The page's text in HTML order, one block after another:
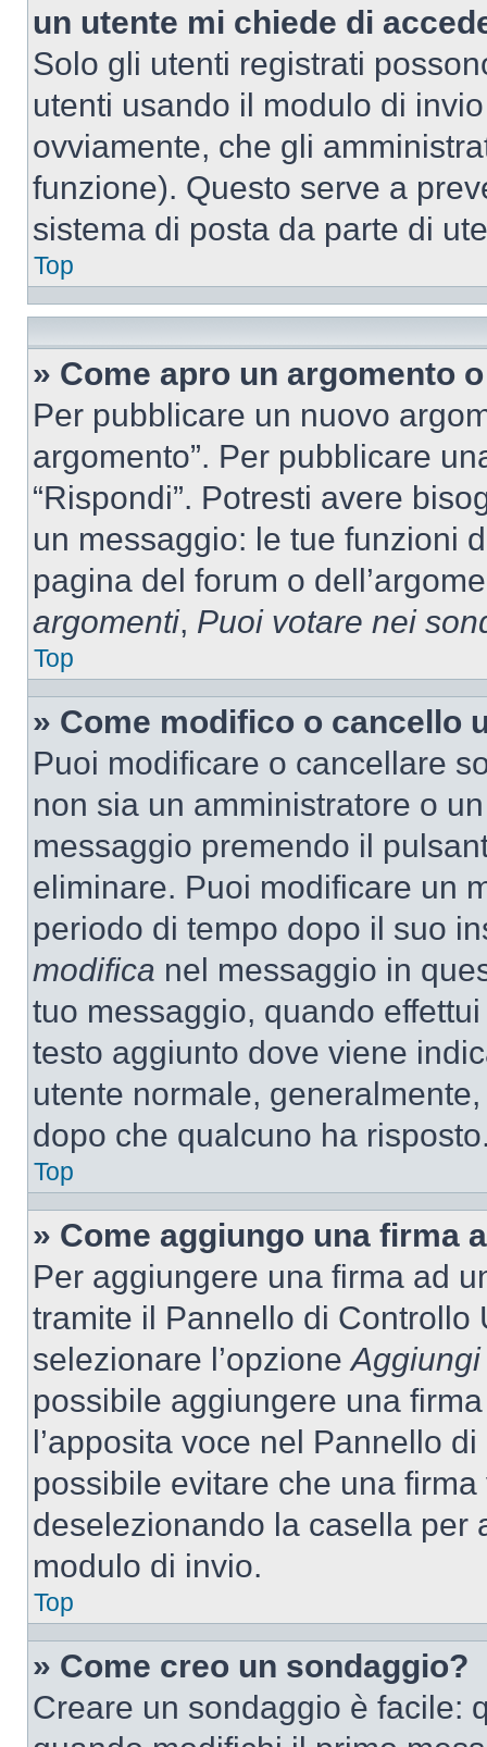
un utente mi chiede di
Solo gli utenti registrati
utenti usando il modulo di
ovviamente, che gli
funzione). Questo serve a
sistema di posta da parte di
Top
» Come apro un argomento
Per pubblicare un nuovo
argomento”. Per pubblicare
“Rispondi”. Potresti avere
un messaggio: le tue funzioni
pagina del forum o
argomenti, Puoi votare nei
Top
» Come modifico o cancello
Puoi modificare o cancellare
non sia un amministratore o
messaggio premendo il
eliminare. Puoi modificare un
periodo di tempo dopo il suo
modifica nel messaggio in
tuo messaggio, quando
testo aggiunto dove viene
utente normale,
dopo che qualcuno ha
Top
» Come aggiungo una firma
Per aggiungere una firma ad
tramite il Pannello di Controllo
selezionare l’opzione
possibile aggiungere una
l’apposita voce nel Pannello
possibile evitare che una
deselezionando la casella per
modulo di invio.
Top
» Come creo un sondaggio?
Creare un sondaggio è facile: